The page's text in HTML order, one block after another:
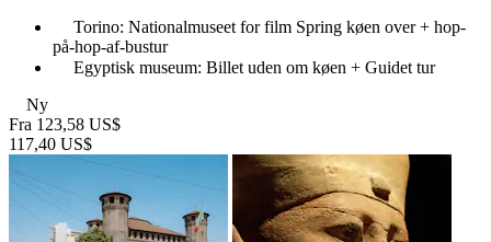
Torino: Nationalmuseet for film Spring køen over + hop-
på-hop-af-bustur
Egyptisk museum: Billet uden om køen + Guidet tur
Ny
Fra 123,58 US$
117,40 US$